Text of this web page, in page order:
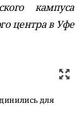
кампуса
центра в Уфе
для